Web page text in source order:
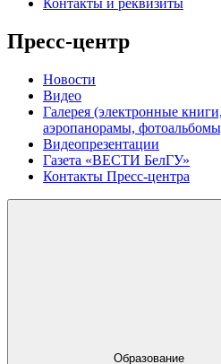
Контакты и реквизиты
Пресс-центр
Новости
Видео
Галерея (электронные
аэропанорамы,
Видеопрезентации
Газета «ВЕСТИ БелГУ»
Контакты Пресс-центра
Образование